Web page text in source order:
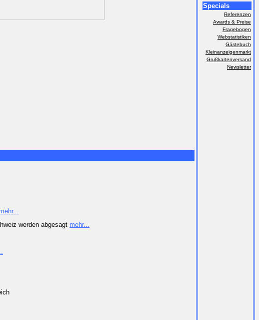
mehr...
werden abgesagt mehr...
Specials
Referenzen
Awards & Preise
Fragebogen
Webstatistiken
Gästebuch
Kleinanzeigenmarkt
Grußkartenversand
Newsletter